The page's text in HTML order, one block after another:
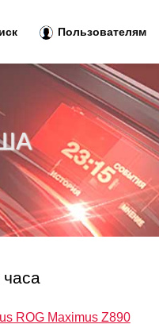
ROG Maximus Z890
Пользователям